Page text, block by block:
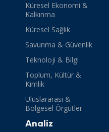
Küresel Ekonomi &
Kalkınma
Küresel Sağlık
Savunma & Güvenlik
Teknoloji & Bilgi
Toplum, Kültür &
Kimlik
Uluslararası &
Bölgesel Örgütler
Analiz